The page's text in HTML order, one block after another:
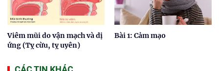
Viêm mũi do vận mạch và dị
ứng (Tỵ cừu, tỵ uyên)
Bài 1: Cảm mạo